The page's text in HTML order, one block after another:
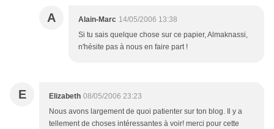
A Alain-Marc 14/05/2006 13:38
Si tu sais quelque chose sur ce papier, Almaknassi,
n'hésite pas à nous en faire part !
E Elizabeth 08/05/2006 23:23
Nous avons largement de quoi patienter sur ton blog. Il y a
tellement de choses intéressantes à voir! merci pour cette